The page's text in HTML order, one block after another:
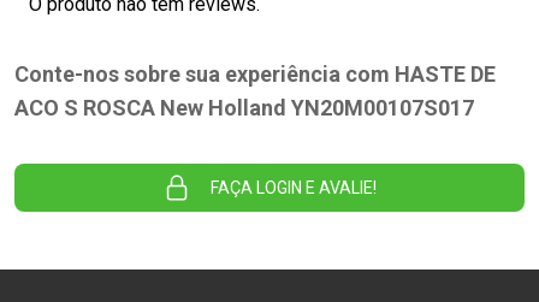
Conte-nos sobre sua experiência com HASTE DE
ACO S ROSCA New Holland YN20M00107S017
FAÇA LOGIN E AVALIE!